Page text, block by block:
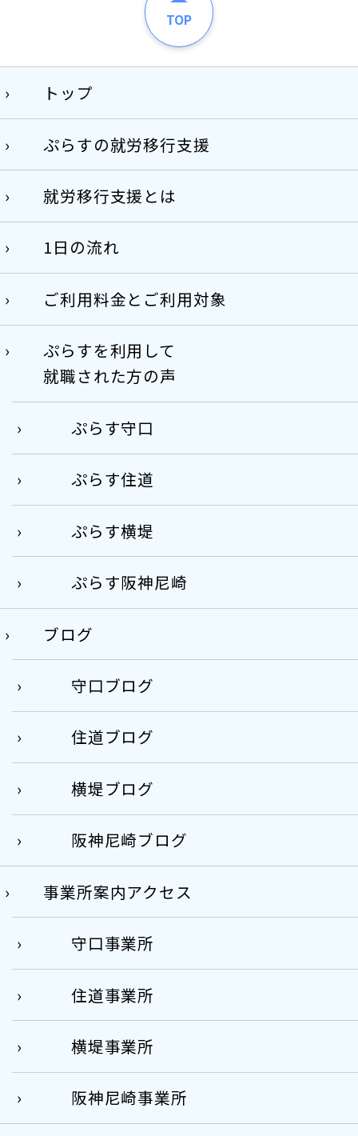
TOP
トップ
ぷらすの就労移行支援
就労移行支援とは
1日の流れ
ご利用料金とご利用対象
ぷらすを利用して
就職された方の声
ぷらす守口
ぷらす住道
ぷらす横堤
ぷらす阪神尼崎
ブログ
守口ブログ
住道ブログ
横堤ブログ
阪神尼崎ブログ
事業所案内アクセス
守口事業所
住道事業所
横堤事業所
阪神尼崎事業所